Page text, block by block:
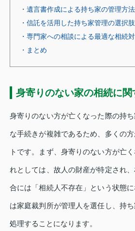
・遺言書作成による持ち家の管理方法
・信託を活用した持ち家管理の選択肢
・専門家への相談による最適な相続
・まとめ
身寄りのない家の相続に
身寄りのない方が亡くなった際の持
な手続きが複雑であるため、多くの
トです。まず、身寄りのない方が亡
れとしては、故人の財産が特定され
合には「相続人不存在」という状態
は家庭裁判所が管理人を選任し、持
処理することになります。